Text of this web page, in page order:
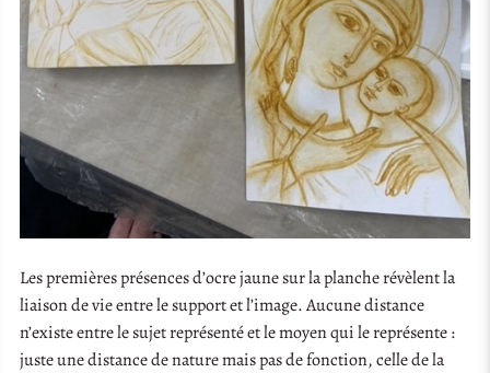
Les premières présences d’ocre jaune sur la planche révèlent la
liaison de vie entre le support et l’image. Aucune distance
n’existe entre le sujet représenté et le moyen qui le représente :
juste une distance de nature mais pas de fonction, celle de la